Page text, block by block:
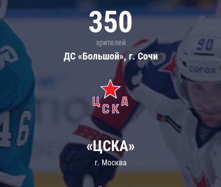
350
зрителей
ДС «Большой», г. Сочи
«ЦСКА»
г. Москва